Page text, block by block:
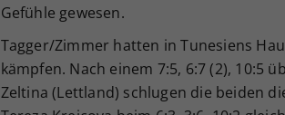
Gefühle gewesen.
Tagger/Zimmer hatten in Tunesiens
kämpfen. Nach einem 7:5, 6:7 (2), 10:5
Zeltina (Lettland) schlugen die beiden